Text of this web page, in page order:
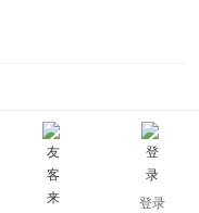
登录